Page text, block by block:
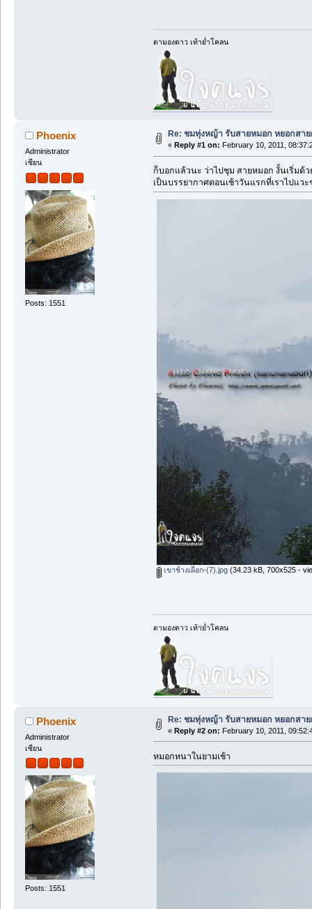
ตามองดาว เท้าย่ำโคลน
Phoenix
Administrator
เซียน
Posts: 1551
Re: ชมทุ่งหญ้า รับสายหมอก หยอกสาย
« Reply #1 on: February 10, 2011,
ก็บอกแล้วนะ ว่าไปชุม สายหมอก งั้นเริ่มด้
เป็นบรรยากาศตอนเช้าวันแรกที่เราไปแว
เขาช้างเผือก-(7).jpg(34.23 kB, 700x525 -
ตามองดาว เท้าย่ำโคลน
Phoenix
Administrator
เซียน
Posts: 1551
Re: ชมทุ่งหญ้า รับสายหมอก หยอกสาย
« Reply #2 on: February 10, 2011,
หมอกหนาในยามเช้า